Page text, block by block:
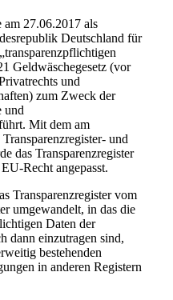
am 27.06.2017 als
Deutschland für
Geldwäschegesetz (vor
und
zum Zweck der
und
Mit dem am
und
das Transparenzregister
Recht angepasst.
Transparenzregister vom
umgewandelt, in das die
Daten der
dann einzutragen sind,
bestehenden
in anderen Registern